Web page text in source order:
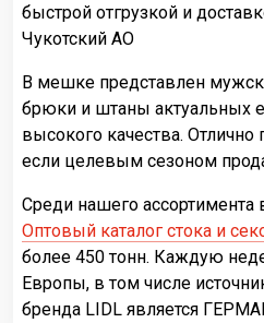
быстрой отгрузкой и
Чукотский АО
В мешке представлен
брюки и штаны актуальных
высокого качества. Отлично
если целевым сезоном
Среди нашего ассортимента
Оптовый каталог стока и
более 450 тонн. Каждую
Европы, в том числе
бренда LIDL является